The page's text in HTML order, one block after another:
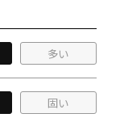
多い
固い